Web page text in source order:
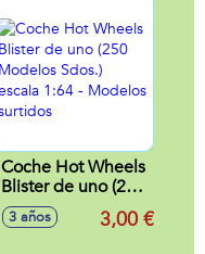
Coche Hot Wheels
Blister de uno (250
Modelos Sdos.)
escala 1:64 -
3 años 3,00 €